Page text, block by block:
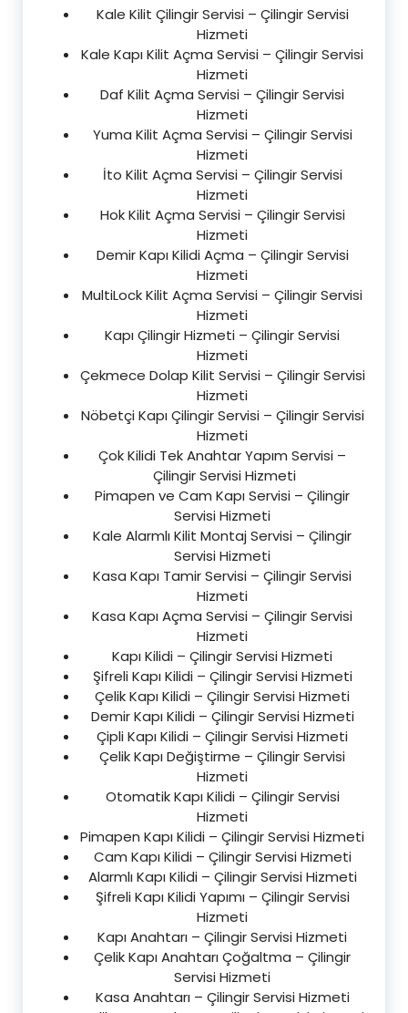
Kale Kilit Çilingir Servisi – Çilingir Servisi
Hizmeti
Kale Kapı Kilit Açma Servisi – Çilingir Servisi
Hizmeti
Daf Kilit Açma Servisi – Çilingir Servisi
Hizmeti
Yuma Kilit Açma Servisi – Çilingir Servisi
Hizmeti
İto Kilit Açma Servisi – Çilingir Servisi
Hizmeti
Hok Kilit Açma Servisi – Çilingir Servisi
Hizmeti
Demir Kapı Kilidi Açma – Çilingir Servisi
Hizmeti
MultiLock Kilit Açma Servisi – Çilingir Servisi
Hizmeti
Kapı Çilingir Hizmeti – Çilingir Servisi
Hizmeti
Çekmece Dolap Kilit Servisi – Çilingir Servisi
Hizmeti
Nöbetçi Kapı Çilingir Servisi – Çilingir Servisi
Hizmeti
Çok Kilidi Tek Anahtar Yapım Servisi –
Çilingir Servisi Hizmeti
Pimapen ve Cam Kapı Servisi – Çilingir
Servisi Hizmeti
Kale Alarmlı Kilit Montaj Servisi – Çilingir
Servisi Hizmeti
Kasa Kapı Tamir Servisi – Çilingir Servisi
Hizmeti
Kasa Kapı Açma Servisi – Çilingir Servisi
Hizmeti
Kapı Kilidi – Çilingir Servisi Hizmeti
Şifreli Kapı Kilidi – Çilingir Servisi Hizmeti
Çelik Kapı Kilidi – Çilingir Servisi Hizmeti
Demir Kapı Kilidi – Çilingir Servisi Hizmeti
Çipli Kapı Kilidi – Çilingir Servisi Hizmeti
Çelik Kapı Değiştirme – Çilingir Servisi
Hizmeti
Otomatik Kapı Kilidi – Çilingir Servisi
Hizmeti
Pimapen Kapı Kilidi – Çilingir Servisi Hizmeti
Cam Kapı Kilidi – Çilingir Servisi Hizmeti
Alarmlı Kapı Kilidi – Çilingir Servisi Hizmeti
Şifreli Kapı Kilidi Yapımı – Çilingir Servisi
Hizmeti
Kapı Anahtarı – Çilingir Servisi Hizmeti
Çelik Kapı Anahtarı Çoğaltma – Çilingir
Servisi Hizmeti
Kasa Anahtarı – Çilingir Servisi Hizmeti